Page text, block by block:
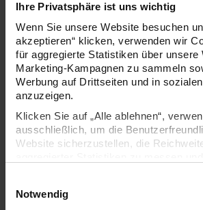
Ihre Privatsphäre ist uns wichtig
Wenn Sie unsere Website besuchen
akzeptieren“ klicken, verwenden wir
für aggregierte Statistiken über unsere
Marketing-Kampagnen zu sammeln
Werbung auf Drittseiten und in
anzuzeigen.
Klicken Sie auf „Alle ablehnen“,
ausschließlich, um die
Website sicherzustellen, die
Ihre Einwilligung ist freiwillig und kann
Link „Cookie-Einstellungen“ im
Notwendig
unterscheidet sich jedoch durch seine
dem „Crinkle Look“. Daher auch der
Diese Stoffqualität besteht aus 100%
rosafarbene Baumwollstoff mit Hot Foil
Kirschblütenform hat eine Grammatur
beispielsweise für gemütliche Shorts,
kuschelige Tücher eignet.
Design: Sakura Sakura - rosa